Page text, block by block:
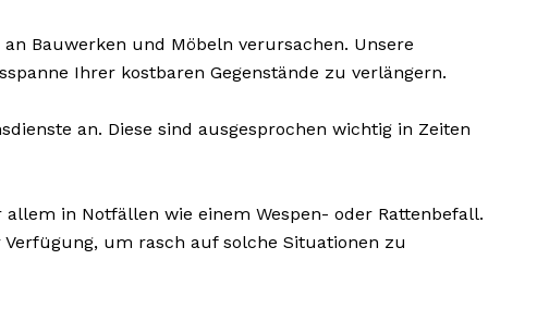
Bauwerken und Möbeln verursachen. Unsere
Ihrer kostbaren Gegenstände zu verlängern.
an. Diese sind ausgesprochen wichtig in Zeiten
in Notfällen wie einem Wespen- oder Rattenbefall.
um rasch auf solche Situationen zu